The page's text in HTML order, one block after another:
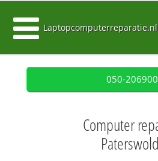
Laptopcomputerreparatie.nl
050-
Computer